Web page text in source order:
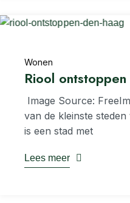
Wonen
Riool
Image Source:
van de kleinste
is een stad met
Lees meer